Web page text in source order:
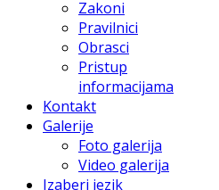
Zakoni
Pravilnici
Obrasci
Pristup
informacijama
Kontakt
Galerije
Foto galerija
Video galerija
Izaberi jezik